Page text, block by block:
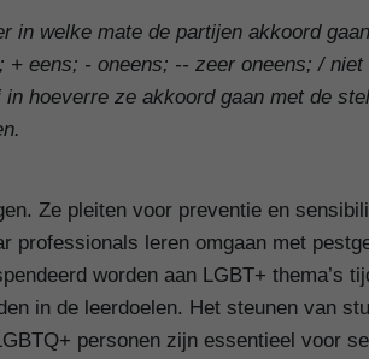
in welke mate de partijen akkoord
+ eens; - oneens; -- zeer oneens; /
hoeverre ze akkoord gaan met de
Ze pleiten voor preventie en
professionals leren omgaan met
worden aan LGBT+ thema’s
in de leerdoelen. Het steunen van
personen zijn essentieel voor